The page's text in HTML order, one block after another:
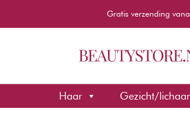
Gratis verzending
Haar Gezicht/